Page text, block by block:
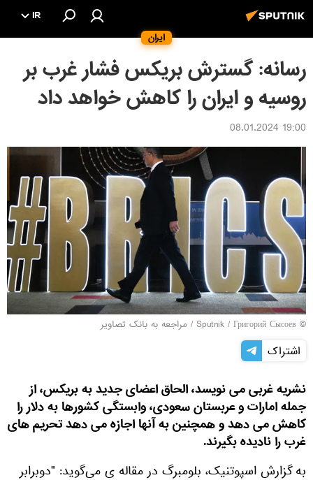
ایران
IR
رسانه: گسترش بریکس فشار غرب بر
روسیه و ایران را کاهش خواهد داد
19:00 08.01.2024
© Sputnik / Григорий Сысоев
/ مراجعه به بانک تصاویر
اشتراک
نشریه غربی می نویسد، الحاق اعضای جدید به بریکس، از
جمله امارات و عربستان سعودی، وابستگی کشورها به دلار را
کاهش می دهد و همچنین به آنها اجازه می دهد تحریم های
غرب را نادیده بگیرند.
به گزارش اسپوتنیک، بلومبرگ در مقاله ی می‌گوید: "دوبرابر